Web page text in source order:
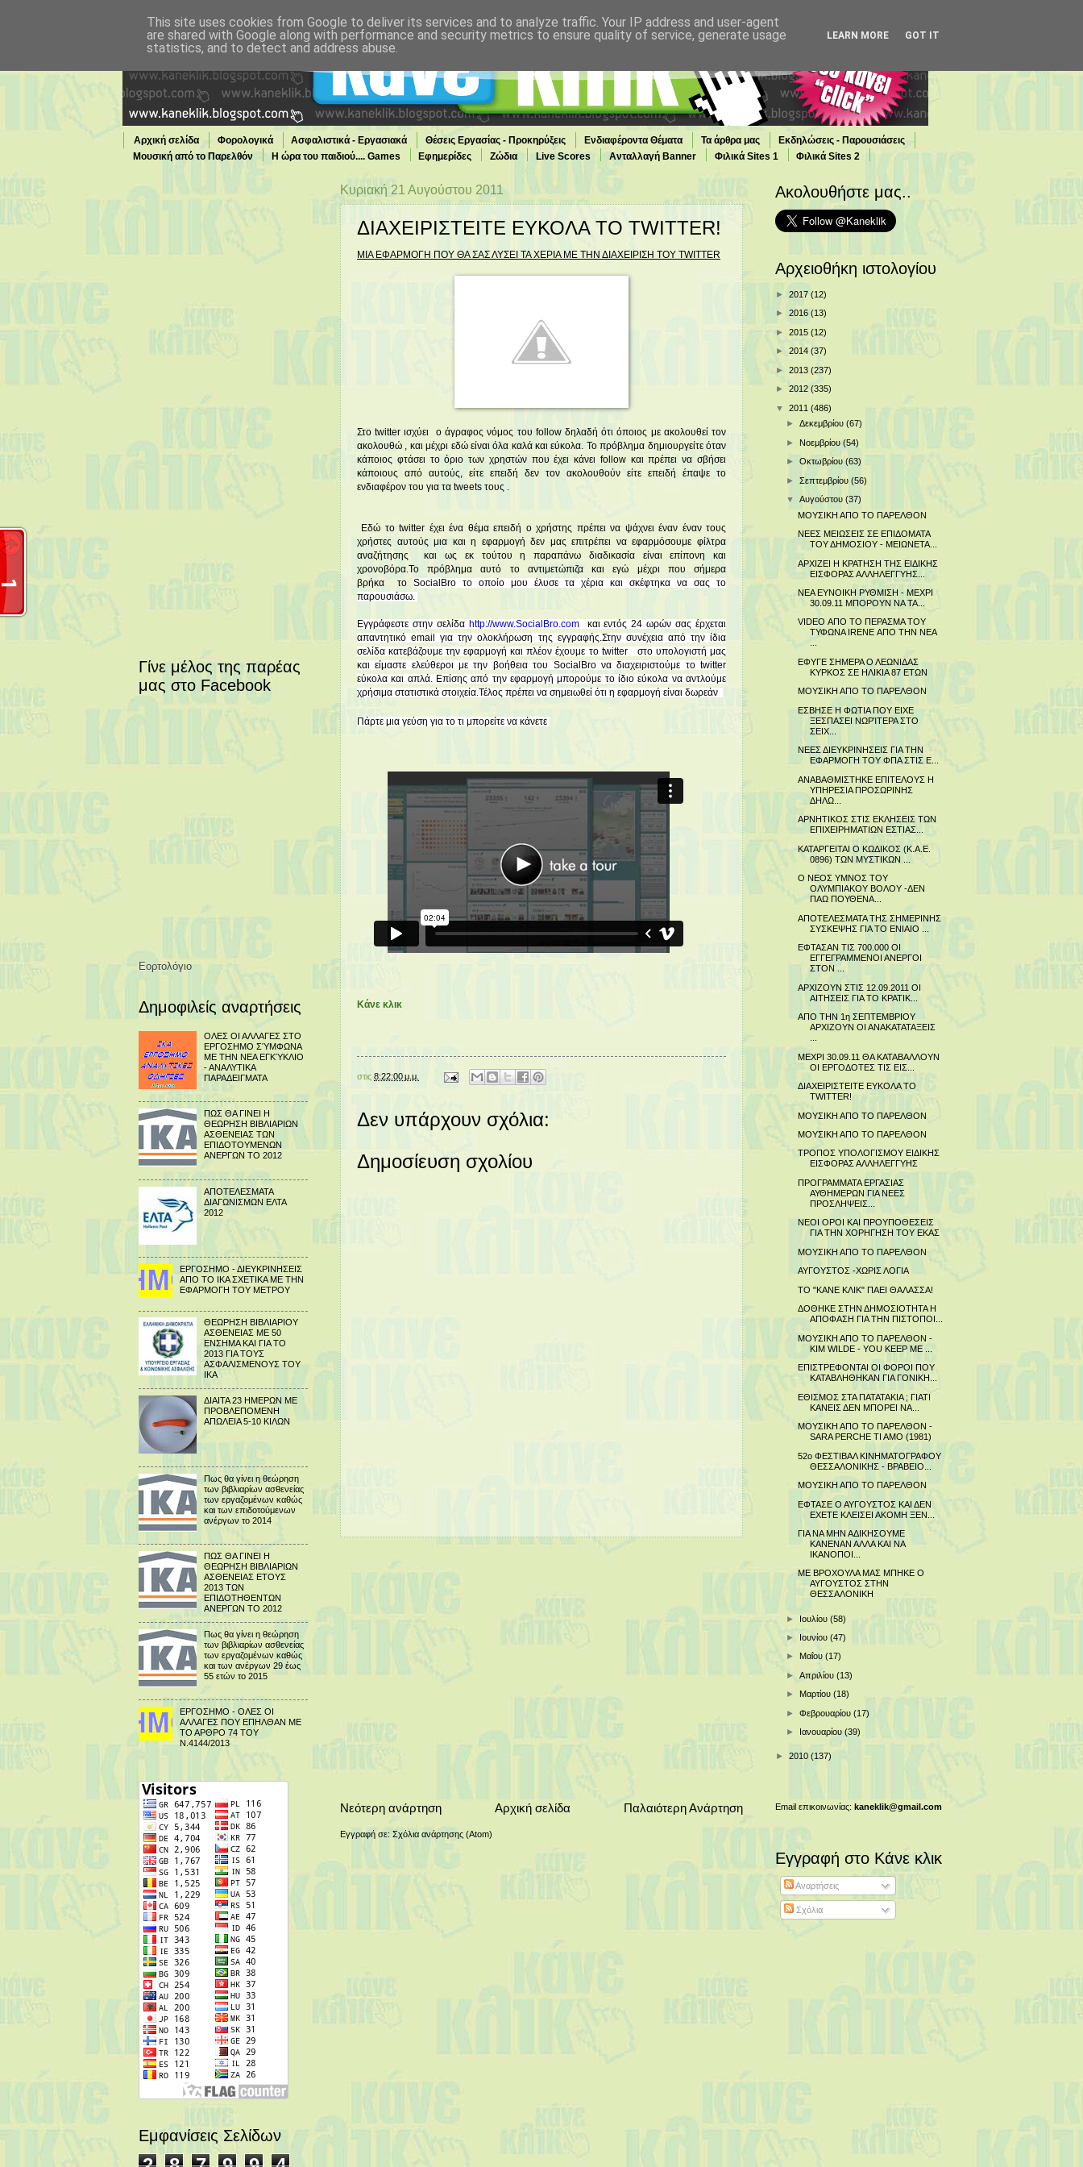
Αρχική σελίδα Φορολογικά Ασφαλιστικά - Εργασιακά Θέσεις Εργασίας - Προκηρύξεις Ενδιαφέροντα Θέματα Τα άρθρα μας
Εκδηλώσεις - Παρουσιάσεις
Μουσική από το Παρελθόν
Η ώρα του παιδιού.... Games Εφημερίδες Ζώδια Live Scores Ανταλλαγή Banner Φιλικά Sites 1
Φιλικά Sites 2
Κυριακή 21 Αυγούστου 2011
ΔΙΑΧΕΙΡΙΣΤΕΙΤΕ ΕΥΚΟΛΑ ΤΟ TWITTER!
ΜΙΑ ΕΦΑΡΜΟΓΗ ΠΟΥ ΘΑ ΣΑΣ ΛΥΣΕΙ ΤΑ ΧΕΡΙΑ ΜΕ ΤΗΝ ΔΙΑΧΕΙΡΙΣΗ ΤΟΥ TWITTER
Στο twitter ισχύει ο άγραφος νόμος του follow δηλαδή ότι όποιος με ακολουθεί τον
ακολουθώ , και μέχρι εδώ είναι όλα καλά και εύκολα. Το πρόβλημα δημιουργείτε όταν
κάποιος φτάσει το όριο των χρηστών που έχει κάνει follow και πρέπει να σβήσει
κάποιους από αυτούς, είτε επειδή δεν τον ακολουθούν είτε επειδή έπαψε το
ενδιαφέρον του για τα tweets τους .
Εδώ το twitter έχει ένα θέμα επειδή ο χρήστης πρέπει να ψάχνει έναν έναν τους
χρήστες αυτούς μια και η εφαρμογή δεν μας επιτρέπει να εφαρμόσουμε φίλτρα
αναζήτησης και ως εκ τούτου η παραπάνω διαδικασία είναι επίπονη και
χρονοβόρα.Το πρόβλημα αυτό το αντιμετώπιζα και εγώ μέχρι που σήμερα
βρήκα το SocialBro το οποίο μου έλυσε τα χέρια και σκέφτηκα να σας το
παρουσιάσω.
Εγγράφεστε στην σελίδα http://www.SocialBro.comκαι εντός 24 ωρών σας έρχεται
απαντητικό email για την ολοκλήρωση της εγγραφής.Στην συνέχεια από την ίδια
σελίδα κατεβάζουμε την εφαρμογή και πλέον έχουμε το twitter στο υπολογιστή μας
και είμαστε ελεύθεροι με την βοήθεια του SocialBro να διαχειριστούμε το twitter
εύκολα και απλά. Επίσης από την εφαρμογή μπορούμε το ίδιο εύκολα να αντλούμε
χρήσιμα στατιστικά στοιχεία Τέλος πρέπει να σημειωθεί ότι η εφαρμογή είναι δωρεάν
Πάρτε μια γεύση για το τι μπορείτε να κάνετε
Κάνε κλικ
στις 8:22:00 μ.μ.
Δεν υπάρχουν σχόλια:
Δημοσίευση σχολίου
Νεότερη ανάρτηση Παλαιότερη Ανάρτηση
Αρχική σελίδα
Εγγραφή σε: Σχόλια ανάρτησης (Atom)
Γίνε μέλος της παρέας
μας στο Facebook
Εορτολόγιο
Δημοφιλείς αναρτήσεις
ΟΛΕΣ ΟΙ ΑΛΛΑΓΕΣ ΣΤΟ
ΕΡΓΟΣΗΜΟ ΣΎΜΦΩΝΑ
ΜΕ ΤΗΝ ΝΕΑ ΕΓΚΎΚΛΙΟ
- ΑΝΑΛΥΤΙΚΑ
ΠΑΡΑΔΕΙΓΜΑΤΑ
ΠΩΣ ΘΑ ΓΙΝΕΙ Η
ΘΕΩΡΗΣΗ ΒΙΒΛΙΑΡΙΩΝ
ΑΣΘΕΝΕΙΑΣ ΤΩΝ
ΕΠΙΔΟΤΟΥΜΕΝΩΝ
ΑΝΕΡΓΩΝ ΤΟ 2012
ΑΠΟΤΕΛΕΣΜΑΤΑ
ΔΙΑΓΩΝΙΣΜΩΝ ΕΛΤΑ
2012
ΕΡΓΟΣΗΜΟ - ΔΙΕΥΚΡΙΝΗΣΕΙΣ
ΑΠΟ ΤΟ ΙΚΑ ΣΧΕΤΙΚΑ ΜΕ ΤΗΝ
ΕΦΑΡΜΟΓΗ ΤΟΥ ΜΕΤΡΟΥ
ΘΕΩΡΗΣΗ ΒΙΒΛΙΑΡΙΟΥ
ΑΣΘΕΝΕΙΑΣ ΜΕ 50
ΕΝΣΗΜΑ ΚΑΙ ΓΙΑ ΤΟ
2013 ΓΙΑ ΤΟΥΣ
ΑΣΦΑΛΙΣΜΕΝΟΥΣ ΤΟΥ
ΙΚΑ
ΔΙΑΙΤΑ 23 ΗΜΕΡΩΝ ΜΕ
ΠΡΟΒΛΕΠΟΜΕΝΗ
ΑΠΩΛΕΙΑ 5-10 ΚΙΛΩΝ
Πως θα γίνει η θεώρηση
των βιβλιαρίων ασθενείας
των εργαζομένων καθώς
και των επιδοτούμενων
ανέργων το 2014
ΠΩΣ ΘΑ ΓΙΝΕΙ Η
ΘΕΩΡΗΣΗ ΒΙΒΛΙΑΡΙΩΝ
ΑΣΘΕΝΕΙΑΣ ΕΤΟΥΣ
2013 ΤΩΝ
ΕΠΙΔΟΤΗΘΕΝΤΩΝ
ΑΝΕΡΓΩΝ ΤΟ 2012
Πως θα γίνει η θεώρηση
των βιβλιαρίων ασθενείας
των εργαζομένων καθώς
και των ανέργων 29 έως
55 ετών το 2015
ΕΡΓΟΣΗΜΟ - ΟΛΕΣ ΟΙ
ΑΛΛΑΓΕΣ ΠΟΥ ΕΠΗΛΘΑΝ ΜΕ
ΤΟ ΑΡΘΡΟ 74 ΤΟΥ
Ν.4144/2013
Εμφανίσεις Σελίδων
Ακολουθήστε μας..
Αρχειοθήκη ιστολογίου
► 2017 (12)
► 2016 (13)
► 2015 (12)
► 2014 (37)
► 2013 (237)
► 2012 (335)
▼ 2011 (486)
►Δεκεμβρίου(67)
► Νοεμβρίου(54)
►Οκτωβρίου(63)
►Σεπτεμβρίου(56)
▼Αυγούστου(37)
ΜΟΥΣΙΚΗ ΑΠΟ ΤΟ ΠΑΡΕΛΘΟΝ
ΝΕΕΣ ΜΕΙΩΣΕΙΣ ΣΕ ΕΠΙΔΟΜΑΤΑ
ΤΟΥ ΔΗΜΟΣΙΟΥ - ΜΕΙΩΝΕΤΑ...
ΑΡΧΙΖΕΙ Η ΚΡΑΤΗΣΗ ΤΗΣ ΕΙΔΙΚΗΣ
ΕΙΣΦΟΡΑΣ ΑΛΛΗΛΕΓΓΥΗΣ...
ΝΕΑ ΕΥΝΟΙΚΗ ΡΥΘΜΙΣΗ - ΜΕΧΡΙ
30.09.11 ΜΠΟΡΟΥΝ ΝΑ ΤΑ...
VIDEO ΑΠΟ ΤΟ ΠΕΡΑΣΜΑ ΤΟΥ
ΤΥΦΩΝΑ IRENE ΑΠΟ ΤΗΝ ΝΕΑ
...
ΕΦΥΓΕ ΣΗΜΕΡΑ Ο ΛΕΩΝΙΔΑΣ
ΚΥΡΚΟΣ ΣΕ ΗΛΙΚΙΑ 87 ΕΤΩΝ
ΜΟΥΣΙΚΗ ΑΠΟ ΤΟ ΠΑΡΕΛΘΟΝ
ΕΣΒΗΣΕ Η ΦΩΤΙΑ ΠΟΥ ΕΙΧΕ
ΞΕΣΠΑΣΕΙ ΝΩΡΊΤΕΡΑ ΣΤΟ
ΣΕΙΧ...
ΝΕΕΣ ΔΙΕΥΚΡΙΝΗΣΕΙΣ ΓΙΑ ΤΗΝ
ΕΦΑΡΜΟΓΗ ΤΟΥ ΦΠΑ ΣΤΙΣ Ε...
ΑΝΑΒΑΘΜΙΣΤΗΚΕ ΕΠΙΤΕΛΟΥΣ Η
ΥΠΗΡΕΣΙΑ ΠΡΟΣΩΡΙΝΗΣ
ΔΗΛΩ...
ΑΡΝΗΤΙΚΟΣ ΣΤΙΣ ΕΚΛΗΣΕΙΣ ΤΩΝ
ΕΠΙΧΕΙΡΗΜΑΤΙΩΝ ΕΣΤΙΑΣ...
ΚΑΤΑΡΓΕΙΤΑΙ Ο ΚΩΔΙΚΟΣ (Κ.Α.Ε.
0896) ΤΩΝ ΜΥΣΤΙΚΩΝ ...
Ο ΝΕΟΣ ΥΜΝΟΣ ΤΟΥ
ΟΛΥΜΠΙΑΚΟΥ ΒΟΛΟΥ -ΔΕΝ
ΠΑΩ ΠΟΥΘΕΝΑ...
ΑΠΟΤΕΛΕΣΜΑΤΑ ΤΗΣ ΣΗΜΕΡΙΝΗΣ
ΣΥΣΚΕΨΗΣ ΓΙΑ ΤΟ ΕΝΙΑΙΟ ...
ΕΦΤΑΣΑΝ ΤΙΣ 700.000 ΟΙ
ΕΓΓΕΓΡΑΜΜΕΝΟΙ ΑΝΕΡΓΟΙ
ΣΤΟΝ ...
ΑΡΧΙΖΟΥΝ ΣΤΙΣ 12.09.2011 ΟΙ
ΑΙΤΗΣΕΙΣ ΓΙΑ ΤΟ ΚΡΑΤΙΚ...
ΑΠΟ ΤΗΝ 1η ΣΕΠΤΕΜΒΡΙΟΥ
ΑΡΧΙΖΟΥΝ ΟΙ ΑΝΑΚΑΤΑΤΑΞΕΙΣ
ΜΕΧΡΙ 30.09.11 ΘΑ ΚΑΤΑΒΑΛΛΟΥΝ
ΟΙ ΕΡΓΟΔΟΤΕΣ ΤΙΣ ΕΙΣ...
ΔΙΑΧΕΙΡΙΣΤΕΙΤΕ ΕΥΚΟΛΑ ΤΟ
TWITTER!
ΜΟΥΣΙΚΗ ΑΠΟ ΤΟ ΠΑΡΕΛΘΟΝ
ΜΟΥΣΙΚΗ ΑΠΟ ΤΟ ΠΑΡΕΛΘΟΝ
ΤΡΟΠΟΣ ΥΠΟΛΟΓΙΣΜΟΥ ΕΙΔΙΚΗΣ
ΕΙΣΦΟΡΑΣ ΑΛΛΗΛΕΓΓΥΗΣ
ΠΡΟΓΡΑΜΜΑΤΑ ΕΡΓΑΣΙΑΣ
ΑΥΘΗΜΕΡΩΝ ΓΙΑ ΝΕΕΣ
ΠΡΟΣΛΗΨΕΙΣ...
ΝΕΟΙ ΟΡΟΙ ΚΑΙ ΠΡΟΥΠΟΘΕΣΕΙΣ
ΓΙΑ ΤΗΝ ΧΟΡΗΓΗΣΗ ΤΟΥ ΕΚΑΣ
ΜΟΥΣΙΚΗ ΑΠΟ ΤΟ ΠΑΡΕΛΘΟΝ
ΑΥΓΟΥΣΤΟΣ -ΧΩΡΙΣ ΛΟΓΙΑ
ΤΟ "ΚΑΝΕ ΚΛΙΚ" ΠΑΕΙ ΘΑΛΑΣΣΑ!
ΔΟΘΗΚΕ ΣΤΗΝ ΔΗΜΟΣΙΟΤΗΤΑ Η
ΑΠΟΦΑΣΗ ΓΙΑ ΤΗΝ ΠΙΣΤΟΠΟΙ...
ΜΟΥΣΙΚΗ ΑΠΟ ΤΟ ΠΑΡΕΛΘΟΝ -
KIM WILDE - YOU KEEP ME ...
ΕΠΙΣΤΡΕΦΟΝΤΑΙ ΟΙ ΦΟΡΟΙ ΠΟΥ
ΚΑΤΑΒΛΗΘΗΚΑΝ ΓΙΑ ΓΟΝΙΚΗ...
ΕΘΙΣΜΟΣ ΣΤΑ ΠΑΤΑΤΑΚΙΑ ; ΓΙΑΤΙ
ΚΑΝΕΙΣ ΔΕΝ ΜΠΟΡΕΙ ΝΑ...
ΜΟΥΣΙΚΗ ΑΠΟ ΤΟ ΠΑΡΕΛΘΟΝ -
SARA PERCHE TI AMO (1981)
52o ΦΕΣΤΙΒΑΛ ΚΙΝΗΜΑΤΟΓΡΑΦΟΥ
ΘΕΣΣΑΛΟΝΙΚΗΣ - ΒΡΑΒΕΙΟ...
ΜΟΥΣΙΚΗ ΑΠΟ ΤΟ ΠΑΡΕΛΘΟΝ
ΕΦΤΑΣΕ Ο ΑΥΓΟΥΣΤΟΣ ΚΑΙ ΔΕΝ
ΕΧΕΤΕ ΚΛΕΙΣΕΙ ΑΚΟΜΗ ΞΕΝ...
ΓΙΑ ΝΑ ΜΗΝ ΑΔΙΚΗΣΟΥΜΕ
ΚΑΝΕΝΑΝ ΑΛΛΑ ΚΑΙ ΝΑ
ΙΚΑΝΟΠΟΙ...
ΜΕ ΒΡΟΧΟΥΛΑ ΜΑΣ ΜΠΗΚΕ Ο
ΑΥΓΟΥΣΤΟΣ ΣΤΗΝ
ΘΕΣΣΑΛΟΝΙΚΗ
► Ιουλίου(58)
► Ιουνίου(47)
► Μαΐου(17)
►Απριλίου(13)
► Μαρτίου(18)
►Φεβρουαρίου(17)
►
Ιανουαρίου(39)
► 2010 (137)
Email επικοινωνίας: kaneklik@gmail.com
Εγγραφή στο Κάνε κλικ
Αναρτήσεις
Σχόλια
This site uses cookies from Google to deliver its services and to analyze traffic. Your IP address and user-agent
are shared with Google along with performance and security metrics to ensure quality of service, generate usage
statistics, and to detect and address abuse.
LEARN MORE GOT IT